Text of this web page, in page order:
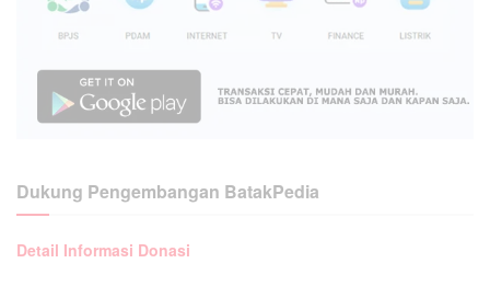
Dukung Pengembangan BatakPedia
Detail Informasi Donasi